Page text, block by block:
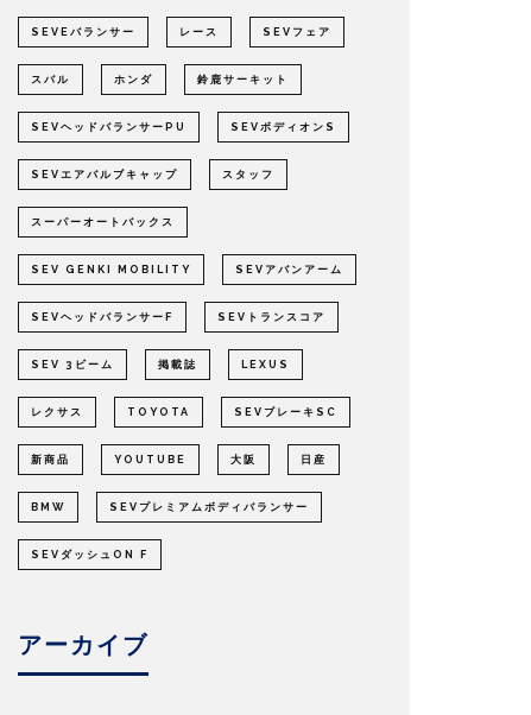
SEVEバランサー レース SEVフェア
スバル ホンダ 鈴鹿サーキット
SEVヘッドバランサーPU SEVボディオンS
SEVエアバルブキャップ スタッフ
スーパーオートバックス
SEV GENKI MOBILITY SEVアバンアーム
SEVヘッドバランサーF SEVトランスコア
SEV 3ビーム 掲載誌 LEXUS
レクサス TOYOTA SEVブレーキSC
新商品 YOUTUBE 大阪 日産
BMW SEVプレミアムボディバランサー
SEVダッシュON F
アーカイブ